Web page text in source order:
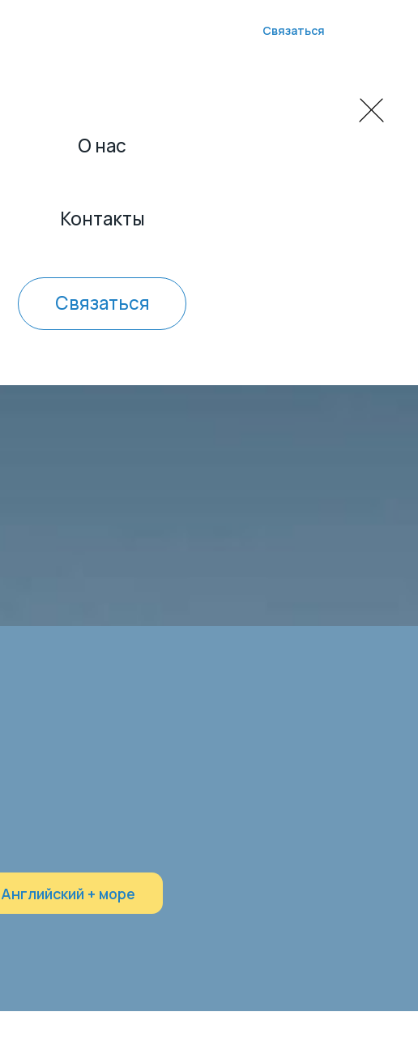
Связаться
ТУРЦИЯ